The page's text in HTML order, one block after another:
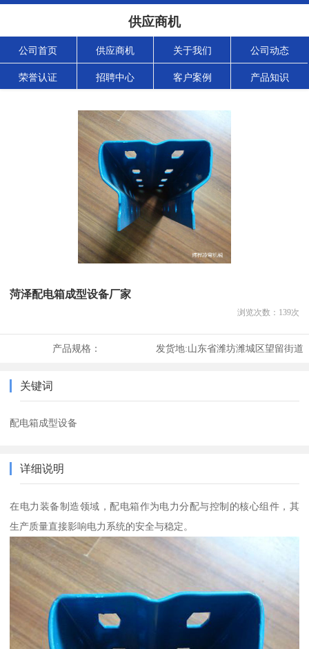
供应商机
公司首页 供应商机 关于我们 公司动态
荣誉认证 招聘中心 客户案例 产品知识
菏泽配电箱成型设备厂家
浏览次数： 139次
产品规格： 发货地:山东省潍坊潍城区望留街道
关键词
配电箱成型设备
详细说明
在电力装备制造领域，配电箱作为电力分配与控制的核心组件，其
生产质量直接影响电力系统的安全与稳定。